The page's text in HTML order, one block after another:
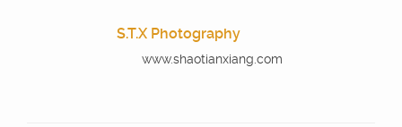
S.T.X Photography
www.shaotianxiang.com